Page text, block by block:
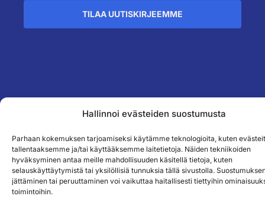
Hallinnoi evästeiden suostumusta
Parhaan kokemuksen tarjoamiseksi käytämme teknologioita, kuten
tallentaaksemme ja/tai käyttääksemme laitetietoja. Näiden tekniikoiden
hyväksyminen antaa meille mahdollisuuden käsitellä tietoja, kuten
selauskäyttäytymistä tai yksilöllisiä tunnuksia tällä sivustolla.
jättäminen tai peruuttaminen voi vaikuttaa haitallisesti tiettyihin
toimintoihin.
TILAA UUTISKIRJEEMME